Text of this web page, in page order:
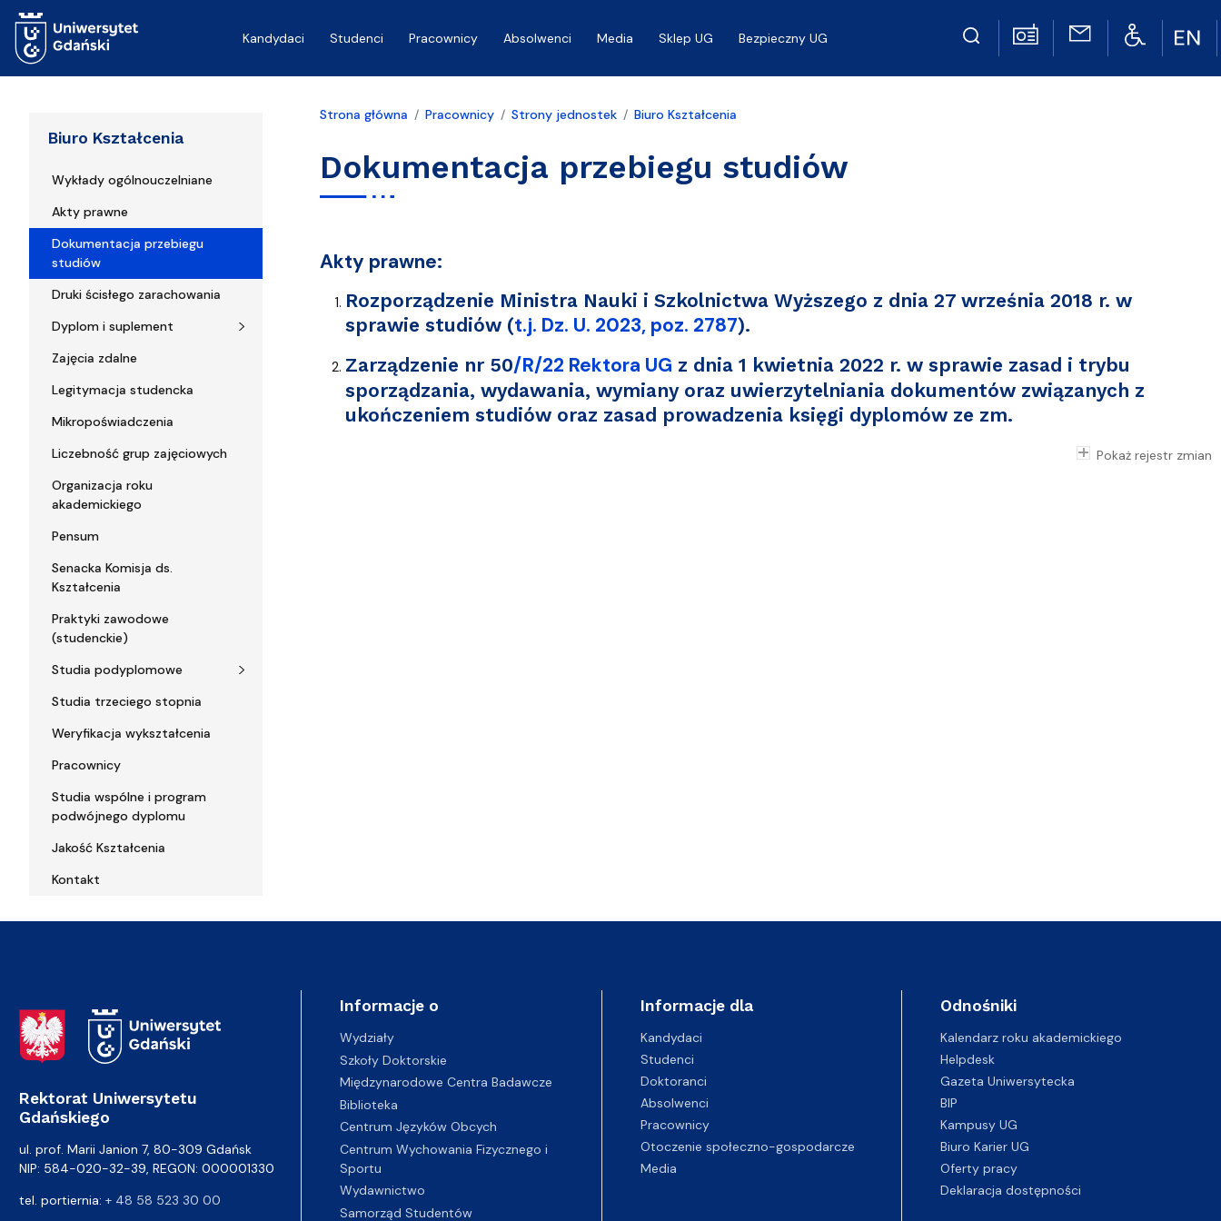
Kandydaci
Studenci Pracownicy Absolwenci Media Sklep UG Bezpieczny UG
Biuro Kształcenia
Wykłady ogólnouczelniane
Akty prawne
Dokumentacja przebiegu
studiów
Druki ścisłego zarachowania
Dyplom i suplement
Zajęcia zdalne
Legitymacja studencka
Mikropoświadczenia
Liczebność grup zajęciowych
Organizacja roku
akademickiego
Pensum
Senacka Komisja ds.
Kształcenia
Praktyki zawodowe
(studenckie)
Studia podyplomowe
Studia trzeciego stopnia
Weryfikacja wykształcenia
Pracownicy
Studia wspólne i program
podwójnego dyplomu
Jakość Kształcenia
Kontakt
Strona główna Pracownicy Strony jednostek Biuro Kształcenia
Dokumentacja przebiegu studiów
Akty prawne:
Rozporządzenie Ministra Nauki i Szkolnictwa Wyższego z dnia 27 września 2018 r. w
sprawie studiów(t.j. Dz. U. 2023, poz. 2787).
Zarządzenie nr 50/R/22 Rektora UG z dnia 1 kwietnia 2022 r. w sprawie zasad i trybu
sporządzania, wydawania, wymiany oraz uwierzytelniania dokumentów związanych z
ukończeniem studiów oraz zasad prowadzenia księgi dyplomów ze zm.
Pokaż rejestr zmian
Adres Rektoratu
Rektorat Uniwersytetu
Gdańskiego
ul. prof. Marii Janion 7, 80-309 Gdańsk
NIP: 584-020-32-39, REGON: 000001330
tel. portiernia: + 48 58 523 30 00
Informacje o
Wydziały
Szkoły Doktorskie
Międzynarodowe Centra Badawcze
Biblioteka
Centrum Języków Obcych
Centrum Wychowania Fizycznego i
Sportu
Wydawnictwo
Samorząd Studentów
Informacje dla
Kandydaci
Studenci
Doktoranci
Absolwenci
Pracownicy
Otoczenie społeczno-gospodarcze
Media
Odnośniki
Kalendarz roku akademickiego
Helpdesk
Gazeta Uniwersytecka
BIP
Kampusy UG
Biuro Karier UG
Oferty pracy
Deklaracja dostępności